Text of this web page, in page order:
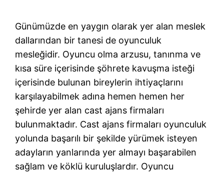
Günümüzde en yaygın olarak yer alan meslek
dallarından bir tanesi de oyunculuk
mesleğidir. Oyuncu olma arzusu, tanınma ve
kısa süre içerisinde şöhrete kavuşma isteği
içerisinde bulunan bireylerin ihtiyaçlarını
karşılayabilmek adına hemen hemen her
şehirde yer alan cast ajans firmaları
bulunmaktadır. Cast ajans firmaları oyunculuk
yolunda başarılı bir şekilde yürümek isteyen
adayların yanlarında yer almayı başarabilen
sağlam ve köklü kuruluşlardır. Oyuncu